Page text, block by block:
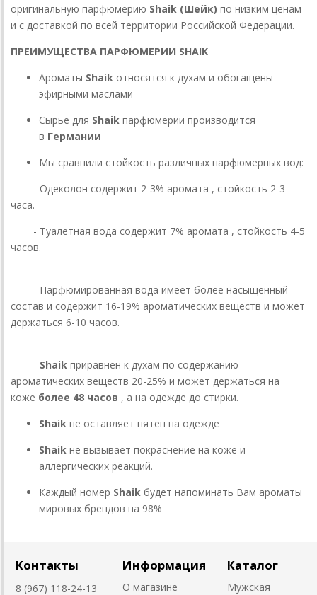
оригинальную парфюмерию Shaik (Шейк) по низким ценам
и с доставкой по всей территории Российской Федерации.
ПРЕИМУЩЕСТВА ПАРФЮМЕРИИ SHAIK
Ароматы Shaik относятся к духам и обогащены
эфирными маслами
Сырье для Shaik парфюмерии производится
в Германии
Мы сравнили стойкость различных парфюмерных вод:
- Одеколон содержит 2-3% аромата , стойкость 2-3
часа.
- Туалетная вода содержит 7% аромата , стойкость 4-5
часов.
- Парфюмированная вода имеет более насыщенный
состав и содержит 16-19% ароматических веществ и может
держаться 6-10 часов.
- Shaik приравнен к духам по содержанию
ароматических веществ 20-25% и может держаться на
коже более 48 часов , а на одежде до стирки.
Shaik не оставляет пятен на одежде
Shaik не вызывает покраснение на коже и
аллергических реакций.
Каждый номер Shaik будет напоминать Вам ароматы
мировых брендов на 98%
Контакты
8 (967) 118-24-13
Информация
О магазине
Каталог
Мужская